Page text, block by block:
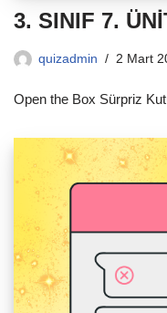
3. SINIF 7.
quizadmin 2 Mart
Open the Box Sürpriz